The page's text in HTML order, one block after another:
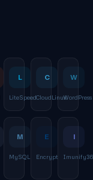
L
LiteSpeed
C
CloudLinux
W
WordPress
M
MySQL
E
Encrypt
I